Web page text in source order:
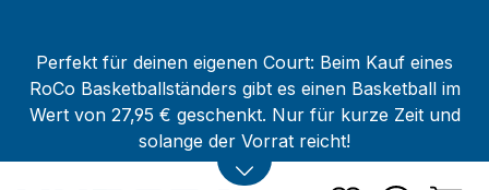
Perfekt für deinen eigenen Court: Beim Kauf eines
RoCo Basketballständers gibt es einen Basketball im
Wert von 27,95 € geschenkt. Nur für kurze Zeit und
solange der Vorrat reicht!